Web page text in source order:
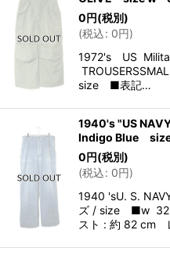
0円(税別)
(税込: 0円)
1972's US
size ■表記…
1940's "US
Indigo Blue
0円(税別)
(税込: 0円)
1940 'sU. S.
ズ / size ■w
スト : 約 82 cm